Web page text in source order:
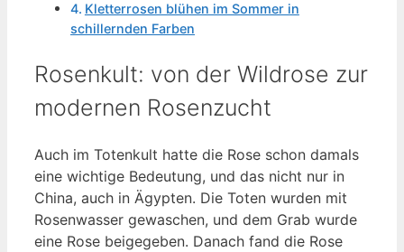
Kletterrosen blühen im Sommer in
schillernden Farben
Rosenkult: von der Wildrose zur
modernen Rosenzucht
Auch im Totenkult hatte die Rose schon damals
eine wichtige Bedeutung, und das nicht nur in
China, auch in Ägypten. Die Toten wurden mit
Rosenwasser gewaschen, und dem Grab wurde
eine Rose beigegeben. Danach fand die Rose